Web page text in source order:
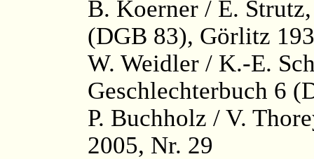
B. Koerner / E.
(DGB 83), Görlitz
W. Weidler / K.-E.
Geschlechterbuch 6
P. Buchholz / V.
2005, Nr. 29